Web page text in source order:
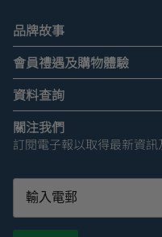
品牌故事
會員禮遇及購物體驗
資料查詢
關注我們
訂閱電子報以取得最新資訊